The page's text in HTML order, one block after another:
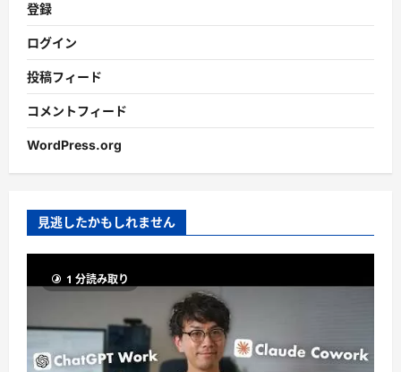
登録
ログイン
投稿フィード
コメントフィード
WordPress.org
見逃したかもしれません
1 分読み取り